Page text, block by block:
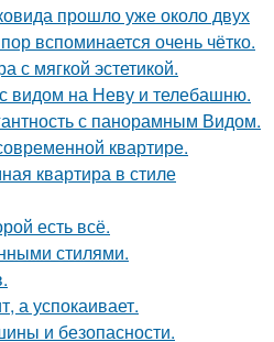
прошло уже около двух
вспоминается очень чётко.
с мягкой эстетикой.
видом на Неву и телебашню.
с панорамным Видом.
квартире.
квартира в стиле
есть всё.
стилями.
а успокаивает.
и безопасности.